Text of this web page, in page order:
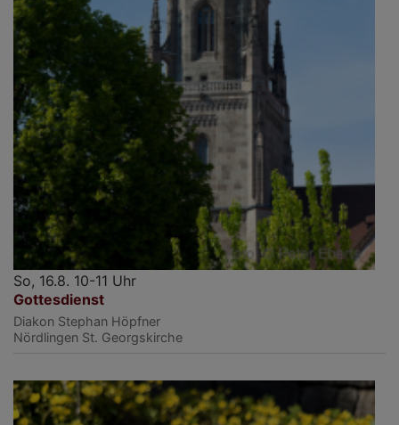
So, 16.8. 10-11 Uhr
Gottesdienst
Diakon Stephan Höpfner
Nördlingen St. Georgskirche